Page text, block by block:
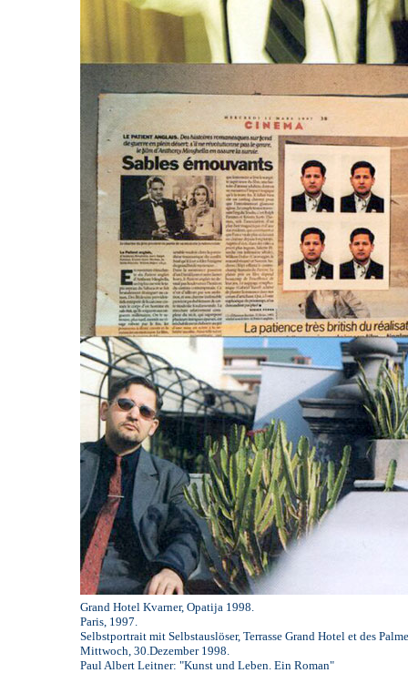
Grand Hotel Kvarner, Opatija 1998.
Paris, 1997.
Selbstportrait mit Selbstauslöser, Terrasse Grand Hotel et des
Mittwoch, 30.Dezember 1998.
Paul Albert Leitner: "Kunst und Leben. Ein Roman"